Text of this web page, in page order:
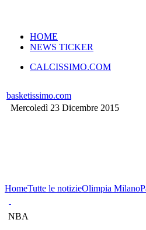
HOME
NEWS TICKER
CALCISSIMO.COM
basketissimo.com
Mercoledì 23 Dicembre 2015
HomeTutte le notizieOlimpia Milano
NBA